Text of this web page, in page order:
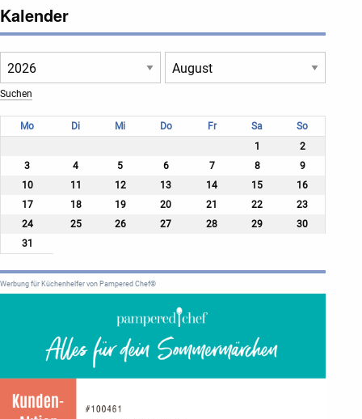
Kalender
Mo Di Mi Do Fr Sa
So
1
2
3
4 5 6 7 8
9
10
11 12 13 14 15
16
17
18 19 20 21 22
23
24
25 26 27 28 29
30
31
Werbung für Küchenhelfer von Pampered Chef®